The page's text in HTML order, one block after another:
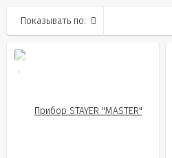
Показывать по: